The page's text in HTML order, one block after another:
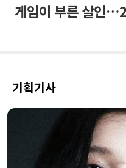
게임이 부른 살인
기획기사